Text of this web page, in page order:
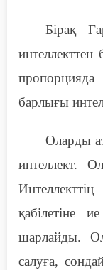
Бірақ
интеллекттен
барлығы
Оларды
интеллект.
қабілетіне
шарлайды.
салуға,